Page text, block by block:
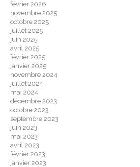
février 2026
novembre 2025
octobre 2025
juillet 2025
juin 2025
avril 2025
février 2025
janvier 2025
novembre 2024
juillet 2024
mai 2024
décembre 2023
octobre 2023
septembre 2023
juin 2023
mai 2023
avril 2023
février 2023
janvier 2023